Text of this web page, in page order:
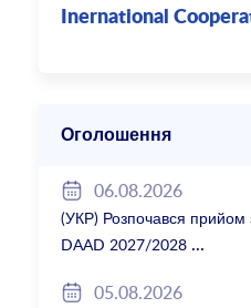
Inernational
Оголошення
06.08.2026
(УКР) Розпочався прийом
DAAD 2027/2028
05.08.2026